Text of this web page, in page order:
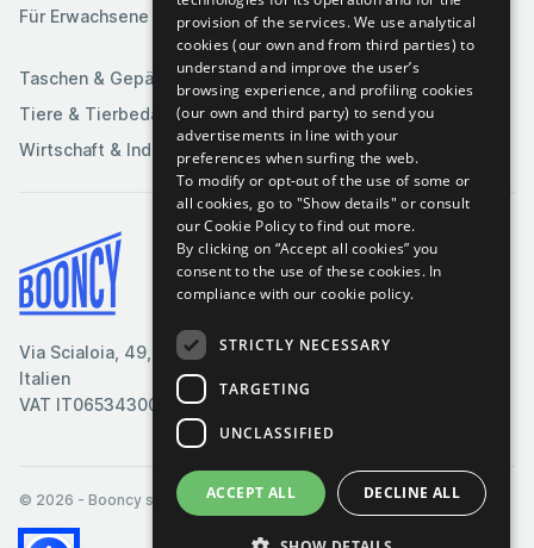
Für Erwachsene
Spiele
Sportartikel
Taschen & Gepäck
Tiere & Tierbedarf
Wirtschaft & Industrie
Via Scialoia, 49, Florenz,
Italien
VAT IT06534300485
Bedingungen & Konditionen
Cookie-Richtlinie
Datenschutzrichtlinie
© 2026 - Booncy srl - VAT IT06534300485
provision of the services. We use analytical
cookies (our own and from third parties) to
understand and improve the user’s
browsing experience, and profiling cookies
(our own and third party) to send you
advertisements in line with your
preferences when surfing the web.
To modify or opt-out of the use of some or
all cookies, go to "Show details" or consult
our Cookie Policy to find out more.
By clicking on “Accept all cookies” you
consent to the use of these cookies. In
compliance with our cookie policy.
STRICTLY NECESSARY
TARGETING
UNCLASSIFIED
ACCEPT ALL DECLINE ALL